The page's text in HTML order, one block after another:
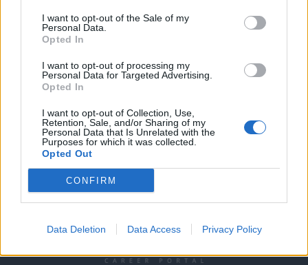
I want to opt-out of the Sale of my
Personal Data.
Opted In
I want to opt-out of processing my
Personal Data for Targeted Advertising.
Opted In
I want to opt-out of Collection, Use,
Retention, Sale, and/or Sharing of my
Personal Data that Is Unrelated with the
Purposes for which it was collected.
Opted Out
CONFIRM
Data Deletion Data Access Privacy Policy
ΚΙΛΚΙΣ
Θέσεις Εργασίας Καθηγητές Δευτεροβάθμιας στην πόλη
Θέσεις Εργασίας Εκπαίδευση στην πόλη
ΧΑΛΚΙΔΑ
Θέσεις Εργασίας Ειδική Αγωγή στην πόλη ΧΑΛΚΙΔΑ